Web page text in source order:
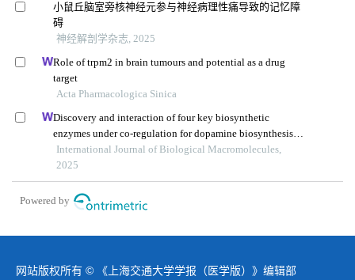
小鼠丘脑室旁核神经元参与神经病理性痛导致的记忆障
碍
神经解剖学杂志, 2025
Role of trpm2 in brain tumours and potential as a drug
target
Acta Pharmacologica Sinica
Discovery and interaction of four key biosynthetic
enzymes under co-regulation for dopamine biosynthesis
with marine meyerozyma guilliermondii gxdk6 and
bacillus aryabhattai nm1-a2
International Journal of Biological Macromolecules,
2025
Powered by
网站版权所有 © 《上海交通大学学报（医学版）》编辑部